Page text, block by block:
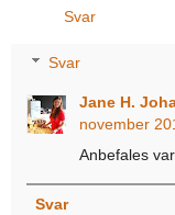
Svar
Svar
Jane H.
november
Anbefales
Svar